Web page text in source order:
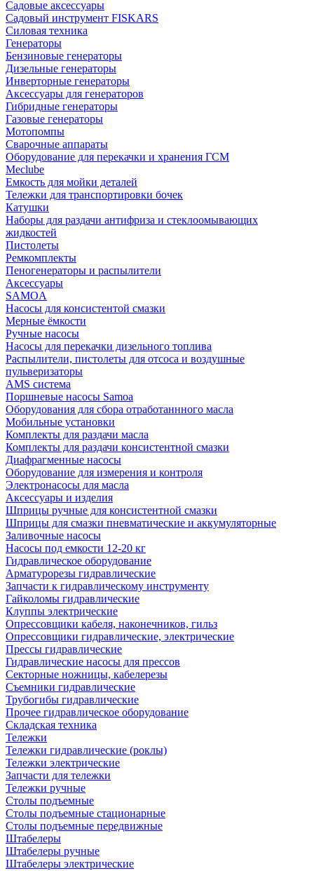
Садовые аксессуары
Садовый инструмент FISKARS
Силовая техника
Генераторы
Бензиновые генераторы
Дизельные генераторы
Инверторные генераторы
Аксессуары для генераторов
Гибридные генераторы
Газовые генераторы
Мотопомпы
Сварочные аппараты
Оборудование для перекачки и хранения ГСМ
Meclube
Емкость для мойки деталей
Тележки для транспортировки бочек
Катушки
Наборы для раздачи антифриза и стеклоомывающих
жидкостей
Пистолеты
Ремкомплекты
Пеногенераторы и распылители
Аксессуары
SAMOA
Насосы для консистентой смазки
Мерные ёмкости
Ручные насосы
Насосы для перекачки дизельного топлива
Распылители, пистолеты для отсоса и воздушные
пульверизаторы
AMS система
Поршневые насосы Samoa
Оборудования для сбора отработаннного масла
Мобильные установки
Комплекты для раздачи масла
Комплекты для раздачи консистентной смазки
Диафрагменные насосы
Оборудование для измерения и контроля
Электронасосы для масла
Аксессуары и изделия
Шприцы ручные для консистентной смазки
Шприцы для смазки пневматические и аккумуляторные
Заливочные насосы
Насосы под емкости 12-20 кг
Гидравлическое оборудование
Арматурорезы гидравлические
Запчасти к гидравлическому инструменту
Гайколомы гидравлические
Клуппы электрические
Опрессовщики кабеля, наконечников, гильз
Опрессовщики гидравлические, электрические
Прессы гидравлические
Гидравлические насосы для прессов
Секторные ножницы, кабелерезы
Съемники гидравлические
Трубогибы гидравлические
Прочее гидравлическое оборудование
Складская техника
Тележки
Тележки гидравлические (роклы)
Тележки электрические
Запчасти для тележки
Тележки ручные
Столы подъемные
Столы подъемные стационарные
Столы подъемные передвижные
Штабелеры
Штабелеры ручные
Штабелеры электрические